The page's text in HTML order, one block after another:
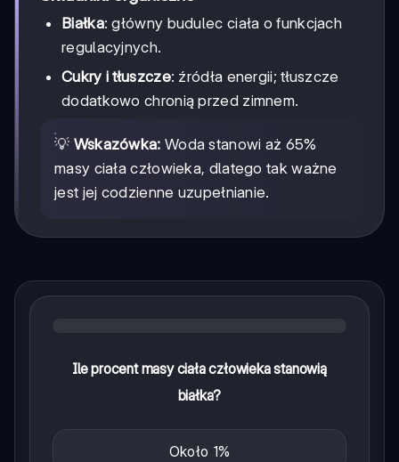
Białka: główny budulec ciała o funkcjach
regulacyjnych.
Cukry i tłuszcze: źródła energii; tłuszcze
dodatkowo chronią przed zimnem.
💡 Wskazówka: Woda stanowi aż 65%
masy ciała człowieka, dlatego tak ważne
jest jej codzienne uzupełnianie.
Ile procent masy ciała człowieka stanowią
białka?
Około 1%